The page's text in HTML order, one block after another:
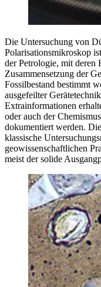
Die Untersuchung von
Polarisationsmikroskop
der Petrologie, mit deren
Zusammensetzung der
Fossilbestand bestimmt
ausgefeilter
Extrainformationen
oder auch der
dokumentiert werden.
klassische
geowissenschaftlichen
meist der solide